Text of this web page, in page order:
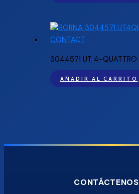
3044571 UT 4-QUATTRO
AÑADIR AL CARRITO
CONTÁCTENOS